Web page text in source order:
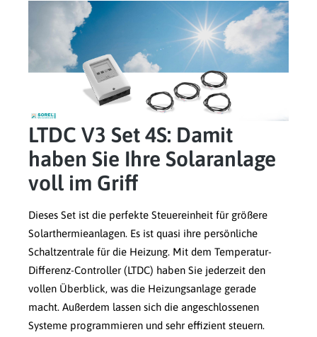
LTDC V3 Set 4S: Damit
haben Sie Ihre Solaranlage
voll im Griff
Dieses Set ist die perfekte Steuereinheit für größere
Solarthermieanlagen. Es ist quasi ihre persönliche
Schaltzentrale für die Heizung. Mit dem Temperatur-
Differenz-Controller (LTDC) haben Sie jederzeit den
vollen Überblick, was die Heizungsanlage gerade
macht. Außerdem lassen sich die angeschlossenen
Systeme programmieren und sehr effizient steuern.